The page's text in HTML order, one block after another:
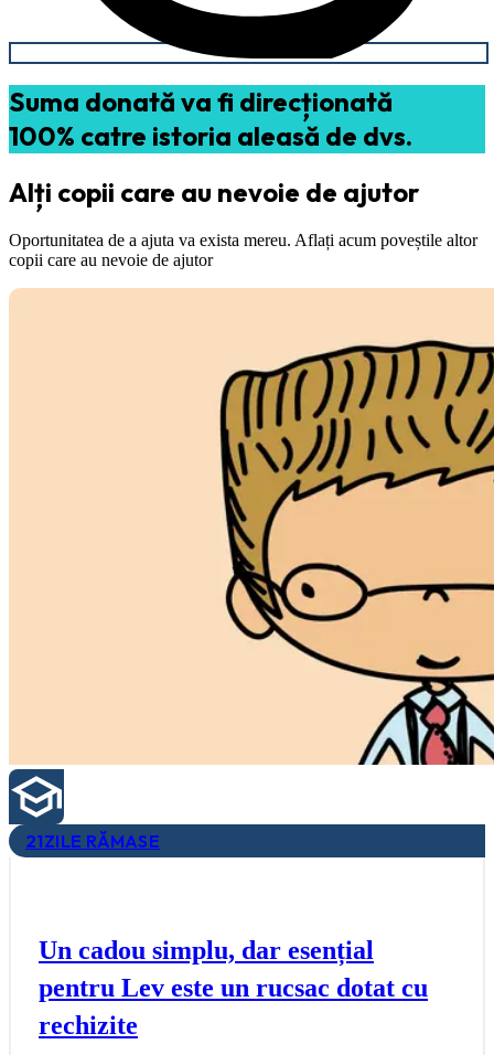
Suma donată va fi direcționată
100% catre istoria aleasă de dvs.
Alți copii care au nevoie de ajutor
Oportunitatea de a ajuta va exista mereu. Aflați acum poveștile altor
copii care au nevoie de ajutor
21ZILE RĂMASE
Un cadou simplu, dar esențial
pentru Lev este un rucsac dotat cu
rechizite